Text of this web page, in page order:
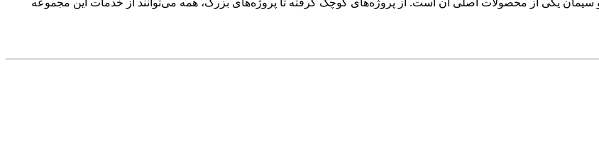
یکی از محصولات اصلی آن است. از پروژه‌های کوچک گرفته تا پروژه‌های بزرگ، همه می‌توانند از خدمات این مجموعه